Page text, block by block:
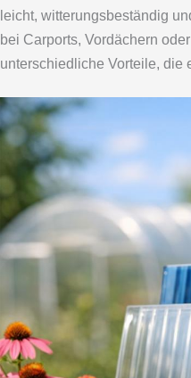
leicht, witterungsbeständig
bei Carports, Vordächern
unterschiedliche Vorteile, die